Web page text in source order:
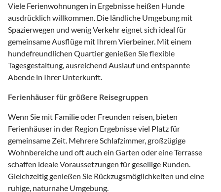
Viele Ferienwohnungen in Ergebnisse heißen Hunde
ausdrücklich willkommen. Die ländliche Umgebung mit
Spazierwegen und wenig Verkehr eignet sich ideal für
gemeinsame Ausflüge mit Ihrem Vierbeiner. Mit einem
hundefreundlichen Quartier genießen Sie flexible
Tagesgestaltung, ausreichend Auslauf und entspannte
Abende in Ihrer Unterkunft.
Ferienhäuser für größere Reisegruppen
Wenn Sie mit Familie oder Freunden reisen, bieten
Ferienhäuser in der Region Ergebnisse viel Platz für
gemeinsame Zeit. Mehrere Schlafzimmer, großzügige
Wohnbereiche und oft auch ein Garten oder eine Terrasse
schaffen ideale Voraussetzungen für gesellige Runden.
Gleichzeitig genießen Sie Rückzugsmöglichkeiten und eine
ruhige, naturnahe Umgebung.